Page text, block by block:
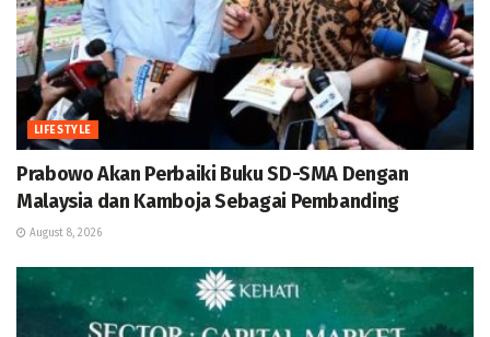
LIFESTYLE
Prabowo Akan Perbaiki Buku SD-SMA Dengan
Malaysia dan Kamboja Sebagai Pembanding
August 8, 2026